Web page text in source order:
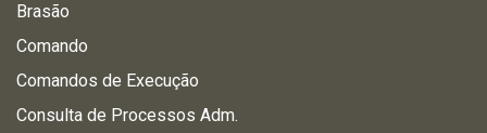
Brasão
Comando
Comandos de Execução
Consulta de Processos Adm.